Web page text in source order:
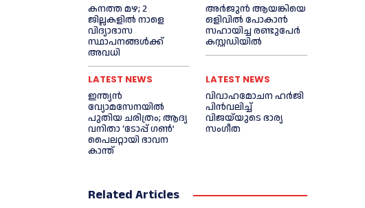
കനത്ത മഴ; 2
ജില്ലകളില്‍ നാളെ
വിദ്യാഭാസ
സ്ഥാപനങ്ങള്‍ക്ക്
അവധി
അര്‍ജുന്‍ ആയങ്കിയെ
ഒളിവില്‍ പോകാന്‍
സഹായിച്ച രണ്ടുപേര്‍
കസ്റ്റഡിയില്‍
LATEST NEWS
ഇന്ത്യൻ
വ്യോമസേനയില്‍
പുതിയ ചരിത്രം; ആദ്യ
വനിതാ ‘ടോപ്പ് ഗണ്‍’
പൈലറ്റായി ഭാവന
കാന്ത്
LATEST NEWS
വിവാഹമോചന ഹര്‍ജി
പിൻവലിച്ച്‌
വിജയ്‌യുടെ ഭാര്യ
സംഗീത
Related Articles